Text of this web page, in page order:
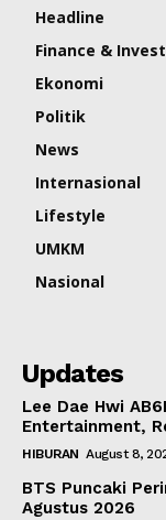
Headline
Finance &
Ekonomi
Politik
News
Internasional
Lifestyle
UMKM
Nasional
Updates
Lee Dae Hwi
Entertainment,
HIBURAN August 8,
BTS Puncaki
Agustus 2026